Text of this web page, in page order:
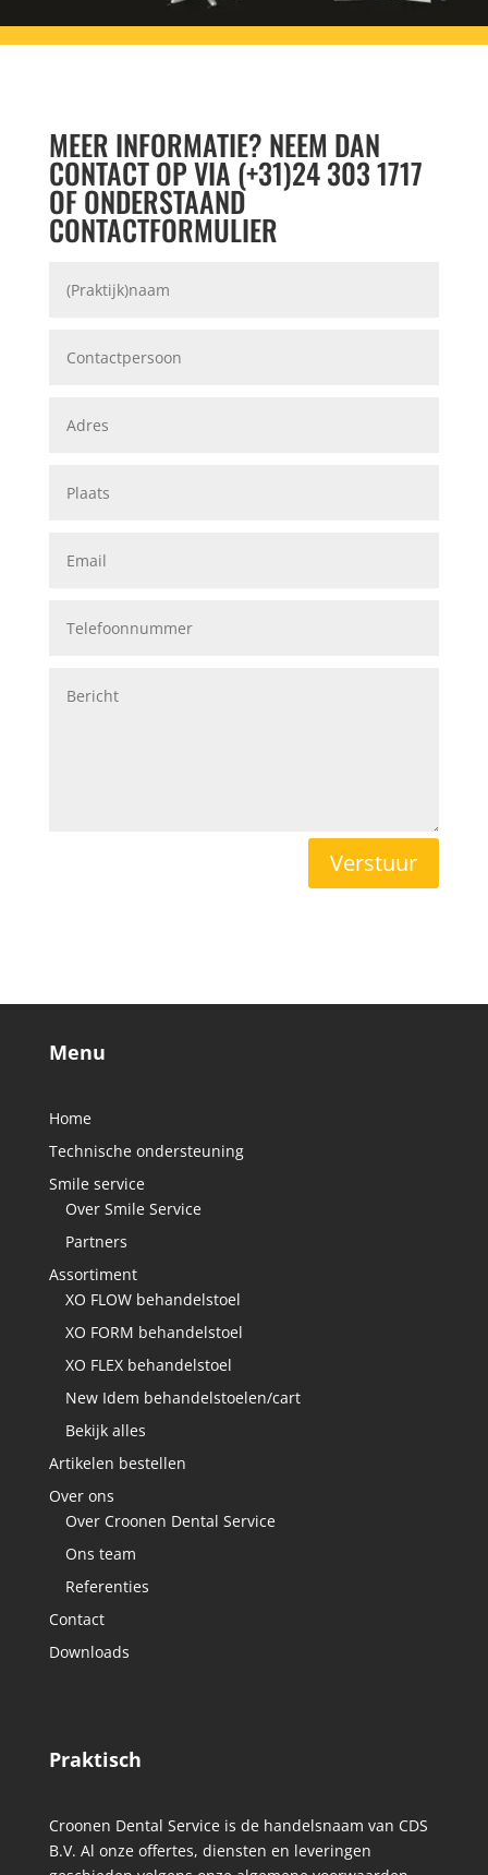
MEER INFORMATIE? NEEM DAN
CONTACT OP VIA (+31)24 303 1717
OF ONDERSTAAND
CONTACTFORMULIER
Verstuur
Menu
Home
Technische ondersteuning
Smile service
Over Smile Service
Partners
Assortiment
XO FLOW behandelstoel
XO FORM behandelstoel
XO FLEX behandelstoel
New Idem behandelstoelen/cart
Bekijk alles
Artikelen bestellen
Over ons
Over Croonen Dental Service
Ons team
Referenties
Contact
Downloads
Praktisch
Croonen Dental Service is de handelsnaam van CDS
B.V. Al onze offertes, diensten en leveringen